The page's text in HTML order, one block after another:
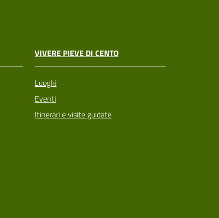
VIVERE PIEVE DI CENTO
Luoghi
Eventi
Itinerari e visite guidate